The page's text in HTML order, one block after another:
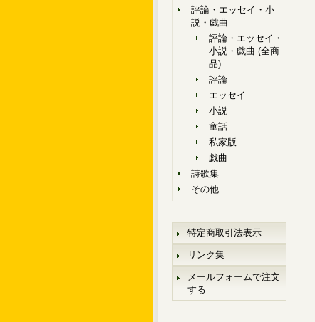
評論・エッセイ・小
説・戯曲
評論・エッセイ・
小説・戯曲 (全商
品)
評論
エッセイ
小説
童話
私家版
戯曲
詩歌集
その他
特定商取引法表示
リンク集
メールフォームで注文
する